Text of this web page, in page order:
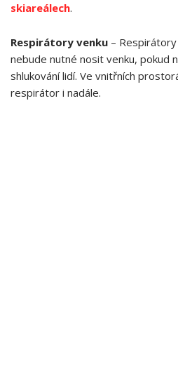
skiareálech.
Respirátory venku –
nebude nutné nosit venku, pokud
shlukování lidí. Ve vnitřních
respirátor i nadále.